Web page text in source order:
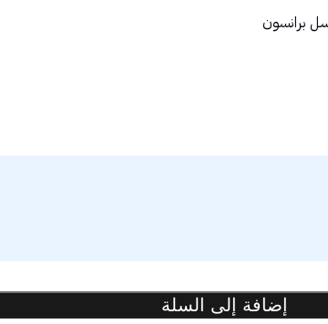
برانسون
إضافة إلى السلة